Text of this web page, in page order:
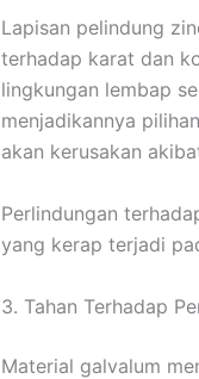
Lapisan pelindung
terhadap karat dan
lingkungan lembap
menjadikannya
akan kerusakan
Perlindungan
yang kerap terjadi
3. Tahan Terhadap
Material galvalum